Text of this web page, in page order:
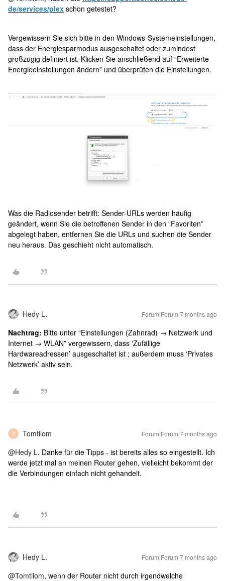
de/services/plex schon getestet?
Vergewissern Sie sich bitte in den Windows-Systemeinstellungen,
dass der Energiesparmodus ausgeschaltet oder zumindest
großzügig definiert ist. Klicken Sie anschließend auf “Erweiterte
Energieeinstellungen ändern” und überprüfen die Einstellungen.
Was die Radiosender betrifft: Sender-URLs werden häufig
geändert, wenn Sie die betroffenen Sender in den “Favoriten”
abgelegt haben, entfernen Sie die URLs und suchen die Sender
neu heraus. Das geschieht nicht automatisch.
Hedy L. Forum|Forum|7 months ago
Nachtrag: Bitte unter “Einstellungen (Zahnrad) → Netzwerk und
Internet → WLAN” vergewissern, dass ‘Zufällige
Hardwareadressen’ ausgeschaltet ist ; außerdem muss ‘Privates
Netzwerk’ aktiv sein.
T Tomtilom Forum|Forum|7 months ago
@Hedy L. Danke für die Tipps - ist bereits alles so eingestellt. Ich
werde jetzt mal an meinen Router gehen, vielleicht bekommt der
die Verbindungen einfach nicht gehandelt.
Hedy L. Forum|Forum|7 months ago
@Tomtilom, wenn der Router nicht durch irgendwelche